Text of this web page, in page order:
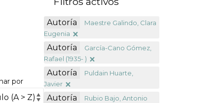
por
Autoría
Maestre Galindo, Clara
Eugenia
Autoría
García-Cano Gómez,
Rafael (1935- )
Autoría
Puldain Huarte,
Javier
Autoría
Rubio Bajo, Antonio